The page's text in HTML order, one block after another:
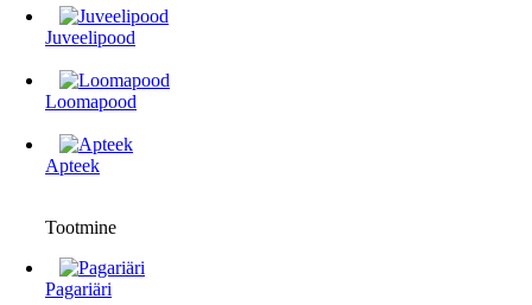
Juveelipood
Loomapood
Apteek
Tootmine
Pagariäri